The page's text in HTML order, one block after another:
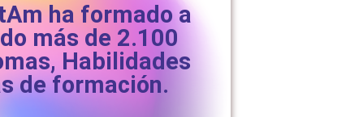
ha formado a
más de 2.100
Habilidades
de formación.